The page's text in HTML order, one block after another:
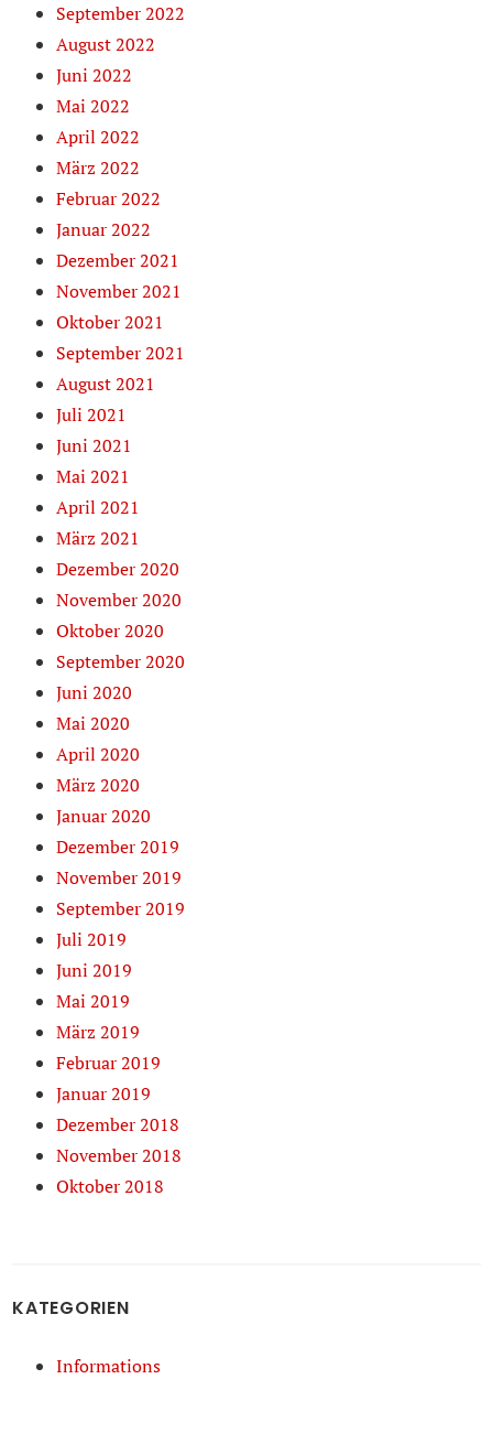
September 2022
August 2022
Juni 2022
Mai 2022
April 2022
März 2022
Februar 2022
Januar 2022
Dezember 2021
November 2021
Oktober 2021
September 2021
August 2021
Juli 2021
Juni 2021
Mai 2021
April 2021
März 2021
Dezember 2020
November 2020
Oktober 2020
September 2020
Juni 2020
Mai 2020
April 2020
März 2020
Januar 2020
Dezember 2019
November 2019
September 2019
Juli 2019
Juni 2019
Mai 2019
März 2019
Februar 2019
Januar 2019
Dezember 2018
November 2018
Oktober 2018
KATEGORIEN
Informations